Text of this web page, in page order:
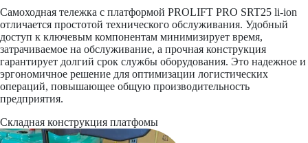
Самоходная тележка с платформой PROLIFT PRO SRT25 li-ion
отличается простотой технического обслуживания. Удобный
доступ к ключевым компонентам минимизирует время,
затрачиваемое на обслуживание, а прочная конструкция
гарантирует долгий срок службы оборудования. Это надежное и
эргономичное решение для оптимизации логистических
операций, повышающее общую производительность
предприятия.
Складная конструкция платфомы